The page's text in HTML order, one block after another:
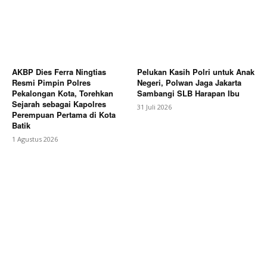
AKBP Dies Ferra Ningtias
Resmi Pimpin Polres
Pekalongan Kota, Torehkan
Sejarah sebagai Kapolres
Perempuan Pertama di Kota
Batik
1 Agustus 2026
Pelukan Kasih Polri untuk Anak
Negeri, Polwan Jaga Jakarta
Sambangi SLB Harapan Ibu
31 Juli 2026